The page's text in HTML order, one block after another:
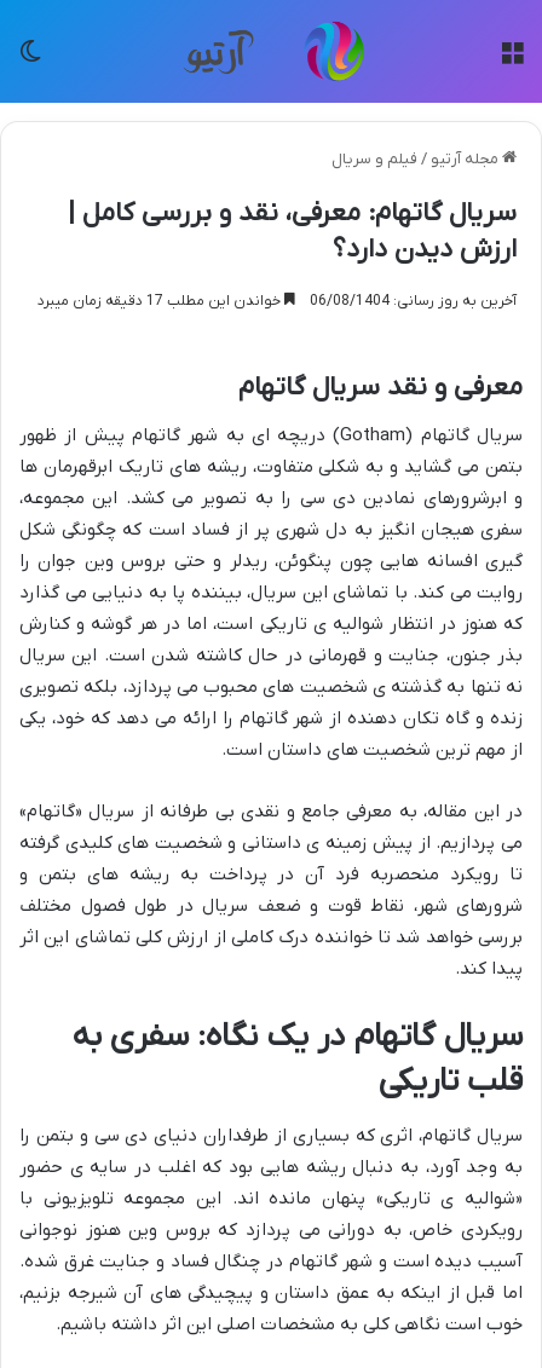
مجله آرتیو / فیلم و سریال
سریال گاتهام: معرفی، نقد و بررسی کامل |
ارزش دیدن دارد؟
آخرین به روز رسانی: 06/08/1404 خواندن این مطلب 17 دقیقه زمان میبرد
معرفی و نقد سریال گاتهام
سریال گاتهام (Gotham) دریچه ای به شهر گاتهام پیش از ظهور
بتمن می گشاید و به شکلی متفاوت، ریشه های تاریک ابرقهرمان ها
و ابرشرورهای نمادین دی سی را به تصویر می کشد. این مجموعه،
سفری هیجان انگیز به دل شهری پر از فساد است که چگونگی شکل
گیری افسانه هایی چون پنگوئن، ریدلر و حتی بروس وین جوان را
روایت می کند. با تماشای این سریال، بیننده پا به دنیایی می گذارد
که هنوز در انتظار شوالیه ی تاریکی است، اما در هر گوشه و کنارش
بذر جنون، جنایت و قهرمانی در حال کاشته شدن است. این سریال
نه تنها به گذشته ی شخصیت های محبوب می پردازد، بلکه تصویری
زنده و گاه تکان دهنده از شهر گاتهام را ارائه می دهد که خود، یکی
از مهم ترین شخصیت های داستان است.
در این مقاله، به معرفی جامع و نقدی بی طرفانه از سریال «گاتهام»
می پردازیم. از پیش زمینه ی داستانی و شخصیت های کلیدی گرفته
تا رویکرد منحصربه فرد آن در پرداخت به ریشه های بتمن و
شرورهای شهر، نقاط قوت و ضعف سریال در طول فصول مختلف
بررسی خواهد شد تا خواننده درک کاملی از ارزش کلی تماشای این اثر
پیدا کند.
سریال گاتهام در یک نگاه: سفری به
قلب تاریکی
سریال گاتهام، اثری که بسیاری از طرفداران دنیای دی سی و بتمن را
به وجد آورد، به دنبال ریشه هایی بود که اغلب در سایه ی حضور
«شوالیه ی تاریکی» پنهان مانده اند. این مجموعه تلویزیونی با
رویکردی خاص، به دورانی می پردازد که بروس وین هنوز نوجوانی
آسیب دیده است و شهر گاتهام در چنگال فساد و جنایت غرق شده.
اما قبل از اینکه به عمق داستان و پیچیدگی های آن شیرجه بزنیم،
خوب است نگاهی کلی به مشخصات اصلی این اثر داشته باشیم.